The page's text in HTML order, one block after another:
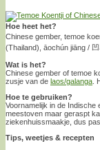
Hoe heet het?
Chinese gember, temoe
(Thailand), āochún jiāng / 凹
Wat is het?
Chinese gember of temoe
zusje van de laos/galanga .
Hoe te gebruiken?
Voornamelijk in de
meestoven maar geraspt
ziekenhuissmaakje, dus
Tips, weetjes & recepten